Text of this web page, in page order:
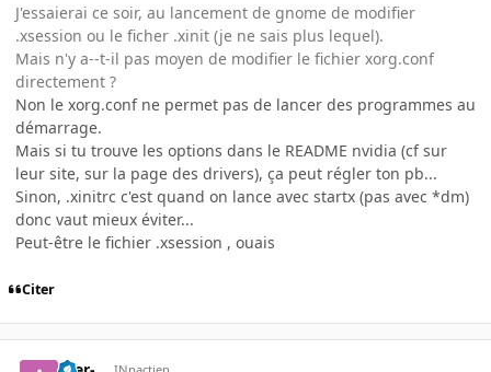
J'essaierai ce soir, au lancement de gnome de modifier
.xsession ou le ficher .xinit (je ne sais plus lequel).
Mais n'y a--t-il pas moyen de modifier le fichier xorg.conf
directement ?
Non le xorg.conf ne permet pas de lancer des programmes au
démarrage.
Mais si tu trouve les options dans le README nvidia (cf sur
leur site, sur la page des drivers), ça peut régler ton pb...
Sinon, .xinitrc c'est quand on lance avec startx (pas avec *dm)
donc vaut mieux éviter...
Peut-être le fichier .xsession , ouais
Citer